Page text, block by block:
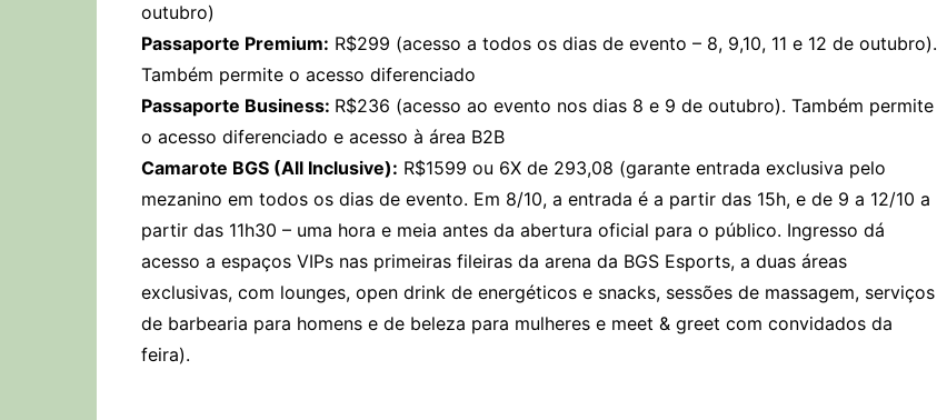
outubro)
Passaporte Premium: R$299 (acesso a todos os dias de evento – 8, 9,10, 11 e 12 de outubro).
Também permite o acesso diferenciado
Passaporte Business: R$236 (acesso ao evento nos dias 8 e 9 de outubro). Também permite
o acesso diferenciado e acesso à área B2B
Camarote BGS (All Inclusive): R$1599 ou 6X de 293,08 (garante entrada exclusiva pelo
mezanino em todos os dias de evento. Em 8/10, a entrada é a partir das 15h, e de 9 a 12/10 a
partir das 11h30 – uma hora e meia antes da abertura oficial para o público. Ingresso dá
acesso a espaços VIPs nas primeiras fileiras da arena da BGS Esports, a duas áreas
exclusivas, com lounges, open drink de energéticos e snacks, sessões de massagem, serviços
de barbearia para homens e de beleza para mulheres e meet & greet com convidados da
feira).